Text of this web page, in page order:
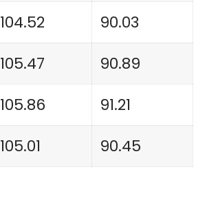
104.52
90.03
105.47
90.89
105.86
91.21
105.01 90.45